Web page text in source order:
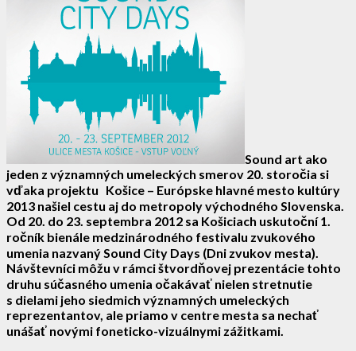
Sound art ako
jeden z významných umeleckých smerov 20. storočia si
vďaka projektu Košice – Európske hlavné mesto kultúry
2013 našiel cestu aj do metropoly východného Slovenska.
Od 20. do 23. septembra 2012 sa Košiciach uskutoční 1.
ročník bienále medzinárodného festivalu zvukového
umenia nazvaný Sound City Days (Dni zvukov mesta).
Návštevníci môžu v rámci štvordňovej prezentácie tohto
druhu súčasného umenia očakávať nielen stretnutie
s dielami jeho siedmich významných umeleckých
reprezentantov, ale priamo v centre mesta sa nechať
unášať novými foneticko-vizuálnymi zážitkami.